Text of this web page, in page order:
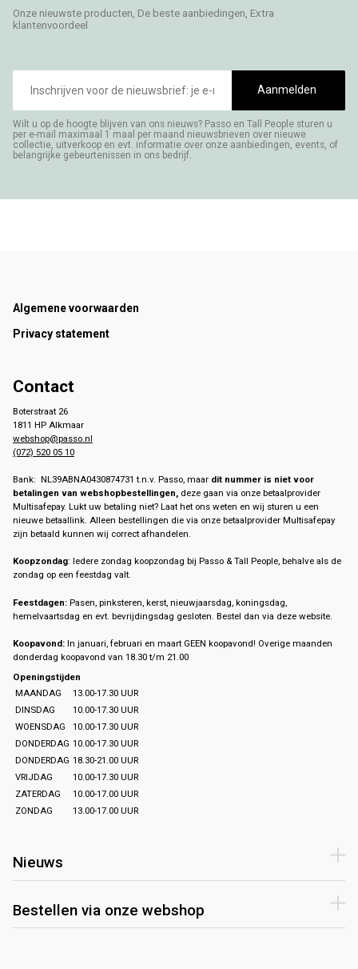
Onze nieuwste producten, De beste aanbiedingen, Extra
klantenvoordeel
mailadres
Aanmelden
Wilt u op de hoogte blijven van ons nieuws? Passo en Tall People sturen u
per e-mail maximaal 1 maal per maand nieuwsbrieven over nieuwe
collectie, uitverkoop en evt. informatie over onze aanbiedingen, events, of
belangrijke gebeurtenissen in ons bedrijf.
Footer
Algemene voorwaarden
Privacy statement
Contact
Boterstraat 26
1811 HP Alkmaar
webshop@passo.nl
(072) 520 05 10
Bank: NL39ABNA0430874731 t.n.v. Passo, maar dit nummer is niet voor
betalingen van webshopbestellingen, deze gaan via onze betaalprovider
Multisafepay. Lukt uw betaling niet? Laat het ons weten en wij sturen u een
nieuwe betaallink. Alleen bestellingen die via onze betaalprovider Multisafepay
zijn betaald kunnen wij correct afhandelen.
Koopzondag: Iedere zondag koopzondag bij Passo & Tall People, behalve als de
zondag op een feestdag valt.
Feestdagen: Pasen, pinksteren, kerst, nieuwjaarsdag, koningsdag,
hemelvaartsdag en evt. bevrijdingsdag gesloten. Bestel dan via deze website.
Koopavond: In januari, februari en maart GEEN koopavond! Overige maanden
donderdag koopavond van 18.30 t/m 21.00
Openingstijden
MAANDAG
13.00-17.30 UUR
DINSDAG
10.00-17.30 UUR
WOENSDAG
10.00-17.30 UUR
DONDERDAG 10.00-17.30 UUR
DONDERDAG 18.30-21.00 UUR
VRIJDAG
10.00-17.30 UUR
ZATERDAG
10.00-17.00 UUR
ZONDAG
13.00-17.00 UUR
Nieuws
Bestellen via onze webshop